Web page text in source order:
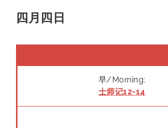
四月四日
早/Morning:
士师记12-14